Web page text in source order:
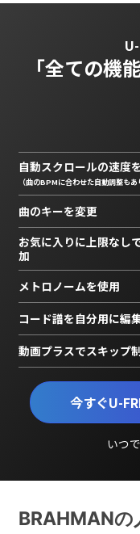
「全ての機
今すぐU-
いつ
自動スクロールの速度
（曲のBPMに合わせた自動調整もあ
曲のキーを変更
お気に入りに上限なし
加
メトロノームを使用
コード譜を自分用に編
動画プラスでスキップ
BRAHMANの